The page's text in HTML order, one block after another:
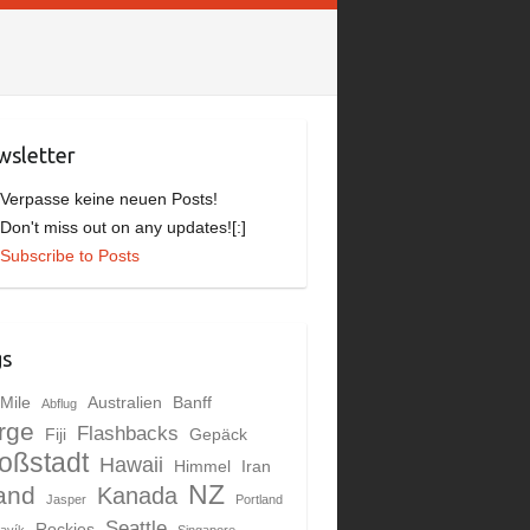
keine neuen Posts!
miss out on any updates![:]
to Posts
Abflug Australien Banff
Fiji Flashbacks Gepäck
Hawaii Himmel Iran
Jasper Kanada NZ Portland